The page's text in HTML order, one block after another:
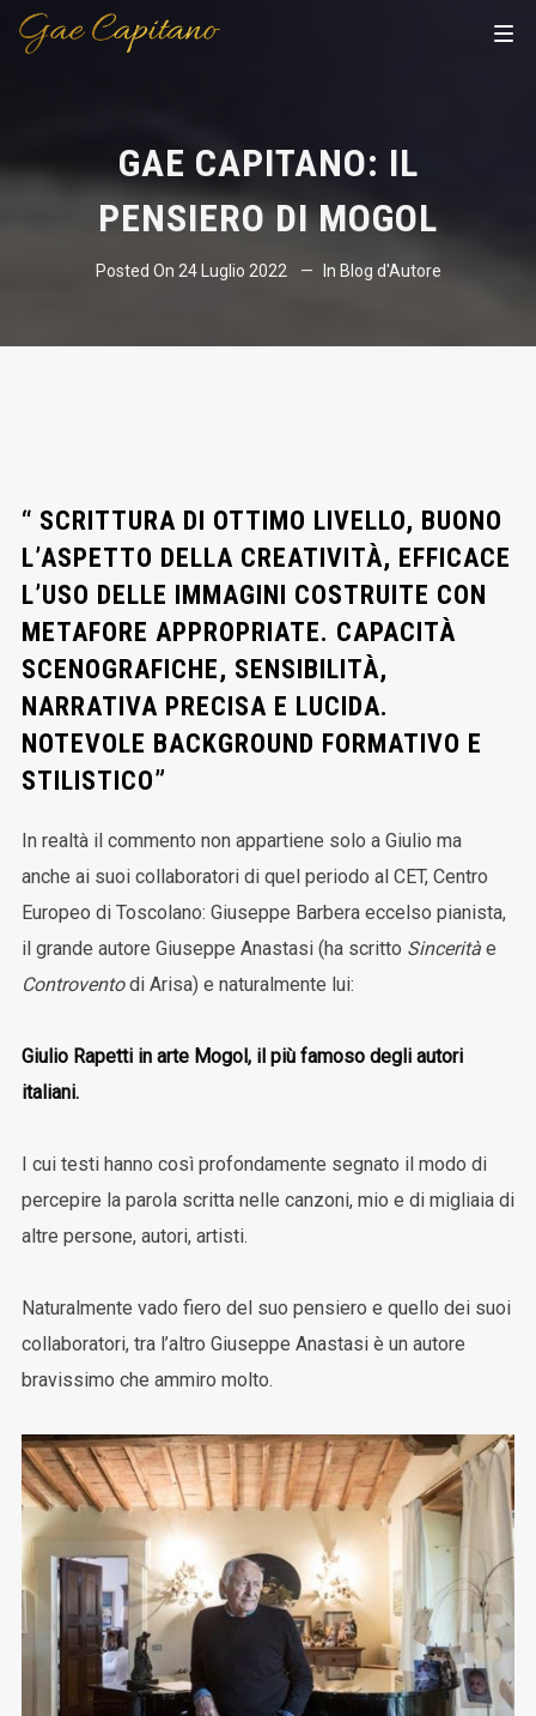
GAE CAPITANO: IL
PENSIERO DI MOGOL
Posted On 24 Luglio 2022 In Blog d'Autore
“ SCRITTURA DI OTTIMO LIVELLO, BUONO
L’ASPETTO DELLA CREATIVITÀ, EFFICACE
L’USO DELLE IMMAGINI COSTRUITE CON
METAFORE APPROPRIATE. CAPACITÀ
SCENOGRAFICHE, SENSIBILITÀ,
NARRATIVA PRECISA E LUCIDA.
NOTEVOLE BACKGROUND FORMATIVO E
STILISTICO”
In realtà il commento non appartiene solo a Giulio ma
anche ai suoi collaboratori di quel periodo al CET, Centro
Europeo di Toscolano: Giuseppe Barbera eccelso pianista,
il grande autore Giuseppe Anastasi (ha scritto Sinceritàe
Controventodi Arisa) e naturalmente lui:
Giulio Rapetti in arte Mogol, il più famoso degli autori
italiani.
I cui testi hanno così profondamente segnato il modo di
percepire la parola scritta nelle canzoni, mio e di migliaia di
altre persone, autori, artisti.
Naturalmente vado fiero del suo pensiero e quello dei suoi
collaboratori, tra l’altro Giuseppe Anastasi è un autore
bravissimo che ammiro molto.